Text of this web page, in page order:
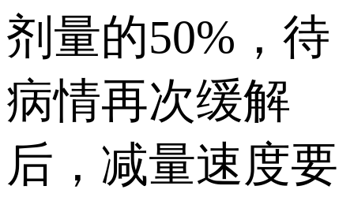
剂量的50%，待
病情再次缓解
后，减量速度要